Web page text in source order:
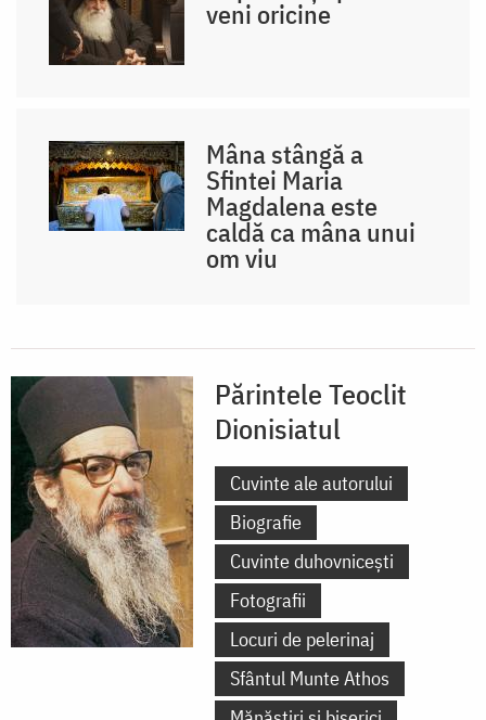
veni oricine
Mâna stângă a
Sfintei Maria
Magdalena este
caldă ca mâna unui
om viu
Părintele Teoclit
Dionisiatul
Cuvinte ale autorului
Biografie
Cuvinte duhovnicești
Fotografii
Locuri de pelerinaj
Sfântul Munte Athos